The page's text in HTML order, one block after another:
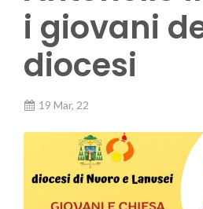
i giovani
diocesi
19 Mar, 22